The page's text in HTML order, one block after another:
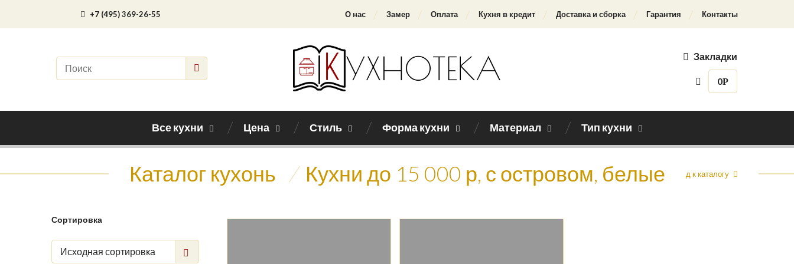
+7 (495) 369-26-55 О нас Замер Оплата Кухня в кредит Доставка и сборка Гарантия Контакты
Закладки
0Р
Все кухни Цена Стиль Форма кухни Материал Тип кухни
Каталог кухонь / Кухни до 15 000 р, с островом, белые Назад к каталогу
Сортировка
Исходная сортировка